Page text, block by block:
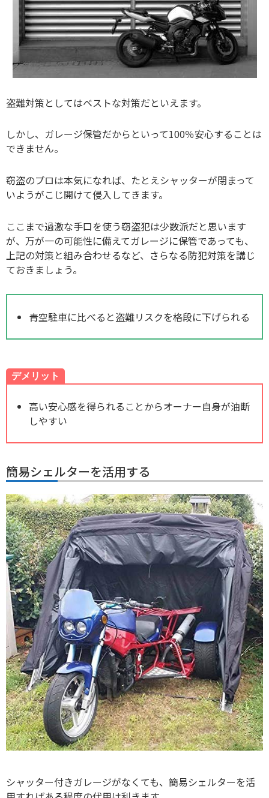
盗難対策としてはベストな対策だといえます。
しかし、ガレージ保管だからといって100％安心することは
できません。
窃盗のプロは本気になれば、たとえシャッターが閉まって
いようがこじ開けて侵入してきます。
ここまで過激な手口を使う窃盗犯は少数派だと思います
が、万が一の可能性に備えてガレージに保管であっても、
上記の対策と組み合わせるなど、さらなる防犯対策を講じ
ておきましょう。
青空駐車に比べると盗難リスクを格段に下げられる
デメリット
高い安心感を得られることからオーナー自身が油断
しやすい
簡易シェルターを活用する
シャッター付きガレージがなくても、簡易シェルターを活